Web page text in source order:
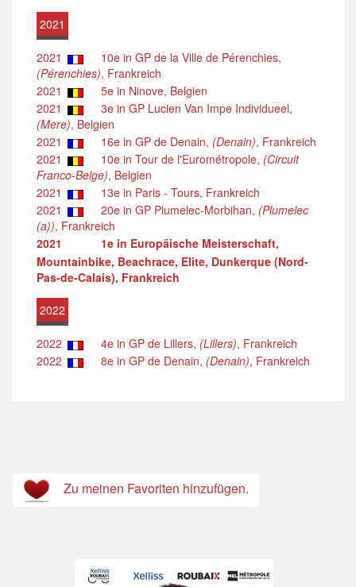
2021
2021
10e in GP de la Ville de Pérenchies,
(Pérenchies), Frankreich
2021
5e in Ninove, Belgien
2021
3e in GP Lucien Van Impe Individueel,
(Mere), Belgien
2021
16e in GP de Denain, (Denain), Frankreich
2021
10e in Tour de l'Eurométropole, (Circuit
Franco-Belge), Belgien
2021
13e in Paris - Tours, Frankreich
2021
20e in GP Plumelec-Morbihan, (Plumelec
(a)), Frankreich
2021
1e in Europäische Meisterschaft,
Mountainbike, Beachrace, Elite, Dunkerque (Nord-
Pas-de-Calais), Frankreich
2022
2022 4e in GP de Lillers, (Lillers), Frankreich
2022
8e in GP de Denain, (Denain), Frankreich
Zu meinen Favoriten hinzufügen.